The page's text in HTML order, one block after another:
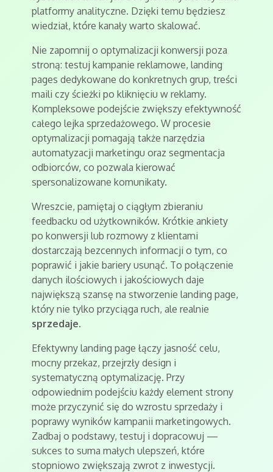
platformy analityczne. Dzięki temu będziesz
wiedział, które kanały warto skalować.
Nie zapomnij o optymalizacji konwersji poza
stroną: testuj kampanie reklamowe, landing
pages dedykowane do konkretnych grup, treści
maili czy ścieżki po kliknięciu w reklamy.
Kompleksowe podejście zwiększy efektywność
całego lejka sprzedażowego. W procesie
optymalizacji pomagają także narzędzia
automatyzacji marketingu oraz segmentacja
odbiorców, co pozwala kierować
spersonalizowane komunikaty.
Wreszcie, pamiętaj o ciągłym zbieraniu
feedbacku od użytkowników. Krótkie ankiety
po konwersji lub rozmowy z klientami
dostarczają bezcennych informacji o tym, co
poprawić i jakie bariery usunąć. To połączenie
danych ilościowych i jakościowych daje
największą szansę na stworzenie landing page,
który nie tylko przyciąga ruch, ale realnie
sprzedaje.
Efektywny landing page łączy jasność celu,
mocny przekaz, przejrzły design i
systematyczną optymalizację. Przy
odpowiednim podejściu każdy element strony
może przyczynić się do wzrostu sprzedaży i
poprawy wyników kampanii marketingowych.
Zadbaj o podstawy, testuj i dopracowuj —
sukces to suma małych ulepszeń, które
stopniowo zwiększają zwrot z inwestycji.